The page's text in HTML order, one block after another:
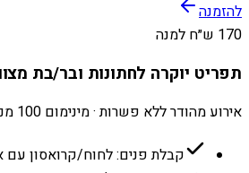
להזמנה
170 ש״ח למנה
תפריט יוקרה לחתונות ובר/בת
אירוע מהודר ללא פשרות · מינימום 100 מנות
קבלת פנים: לחוח/קרואסון עם